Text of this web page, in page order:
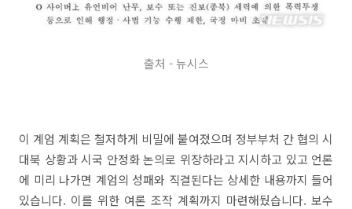
출처 - 뉴시스
이 계엄 계획은 철저하게 비밀에 붙여졌으며 정부부처 간 협의 시
대북 상황과 시국 안정화 논의로 위장하라고 지시하고 있고 언론
에 미리 나가면 계엄의 성패와 직결된다는 상세한 내용까지 들어
있습니다. 이를 위한 여론 조작 계획까지 마련해뒀습니다. 보수